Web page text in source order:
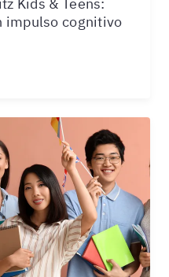
impulso cognitivo